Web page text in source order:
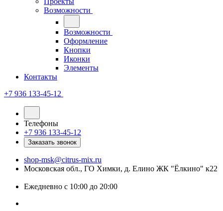
Возможности
Возможности
Оформление
Кнопки
Иконки
Элементы
Контакты
+7 936 133-45-12
Телефоны
+7 936 133-45-12
Заказать звонок
shop-msk@citrus-mix.ru
Московская обл., ГО Химки, д. Елино ЖК "Ёлкино" к22
Ежедневно с 10:00 до 20:00